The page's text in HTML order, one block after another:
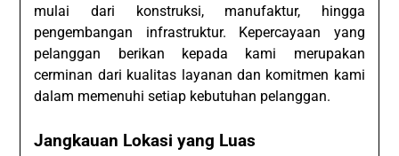
mulai dari konstruksi, manufaktur, hingga
pengembangan infrastruktur. Kepercayaan yang
pelanggan berikan kepada kami merupakan
cerminan dari kualitas layanan dan komitmen kami
dalam memenuhi setiap kebutuhan pelanggan.
Jangkauan Lokasi yang Luas